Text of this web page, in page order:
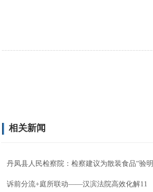
相关新闻
丹凤县人民检察院：检察建议为散装食品“验明
诉前分流+庭所联动——汉滨法院高效化解11